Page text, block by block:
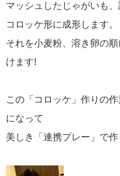
マッシュしたじゃがいも
コロッケ形に成形します
それを小麦粉、溶き卵の
けます!
この「コロッケ」作りの
になって
美しき「連携プレー」で